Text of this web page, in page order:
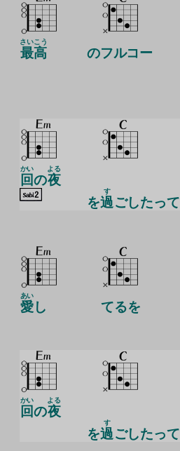
最高
さいこう
のフルコー
回
かい
の夜
よる
を過
す
ごしたって
愛
あい
し てるを
回
かい
の夜
よる
を過
す
ごしたって